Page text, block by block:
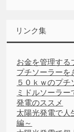
リンク集
お金を管理する
プチソーラーを
５０ｋｗのプ
ミドルソーラ
発電のススメ
太陽光発電で人
編～